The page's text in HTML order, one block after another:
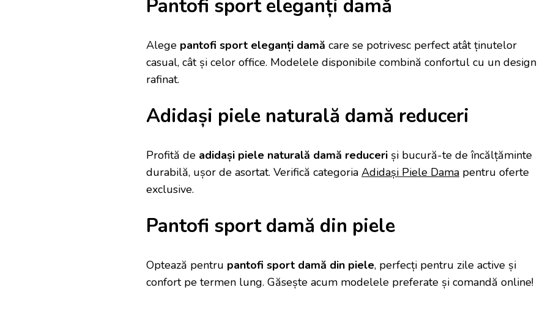
Pantofi sport eleganți damă
Alege pantofi sport eleganți damă care se potrivesc perfect atât ținutelor
casual, cât și celor office. Modelele disponibile combină confortul cu un design
rafinat.
Adidași piele naturală damă reduceri
Profită de adidași piele naturală damă reduceri și bucură-te de încălțăminte
durabilă, ușor de asortat. Verifică categoria Adidași Piele Dama pentru oferte
exclusive.
Pantofi sport damă din piele
Optează pentru pantofi sport damă din piele, perfecți pentru zile active și
confort pe termen lung. Găsește acum modelele preferate și comandă online!